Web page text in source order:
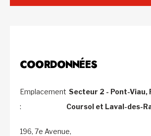
COORDONNÉES
Emplacement
:
Secteur 2 - Pont-Viau,
Coursol et Laval-des-
196, 7e Avenue,